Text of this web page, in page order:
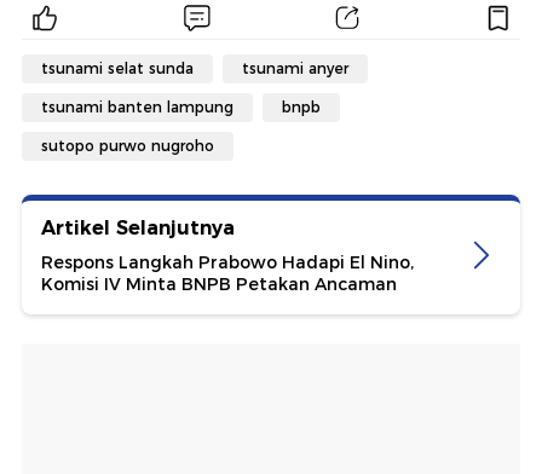
tsunami selat sunda tsunami anyer
tsunami banten lampung bnpb
sutopo purwo nugroho
Artikel Selanjutnya
Respons Langkah Prabowo Hadapi El Nino,
Komisi IV Minta BNPB Petakan Ancaman